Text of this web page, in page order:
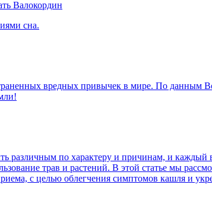
Валокордин
сна.
вредных привычек в мире. По данным
различным по характеру и причинам, и каждый
трав и растений. В этой статье мы
с целью облегчения симптомов кашля и